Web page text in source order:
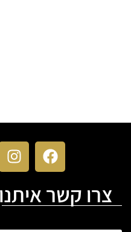
צרו קשר